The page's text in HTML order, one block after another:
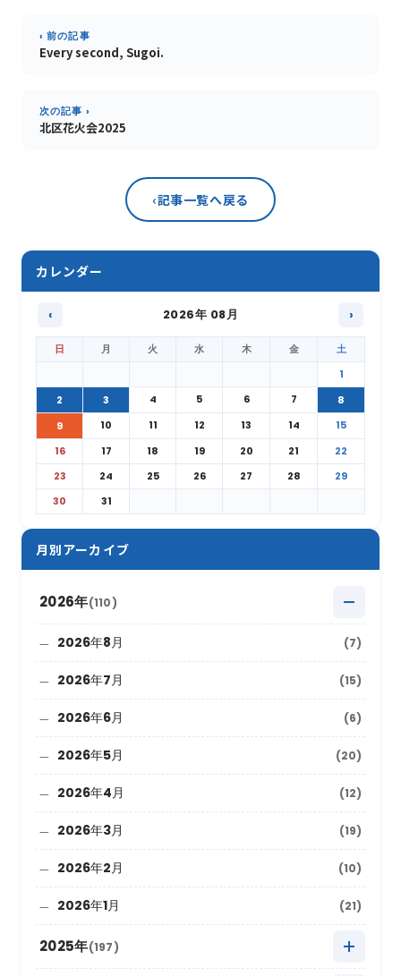
‹ 前の記事
Every second, Sugoi.
次の記事 ›
北区花火会2025
‹記事一覧へ戻る
カレンダー
‹ 2026年 08月 ›
日 月 火 水 木 金
土
1
2
3 4 5 6 7
8
9
10 11 12 13 14
15
16
17 18 19 20 21
22
23
24 25 26 27 28
29
30
31
月別アーカイブ
2026年(110)
2026年8月 (7)
2026年7月 (15)
2026年6月 (6)
2026年5月 (20)
2026年4月 (12)
2026年3月 (19)
2026年2月 (10)
2026年1月 (21)
2025年(197)